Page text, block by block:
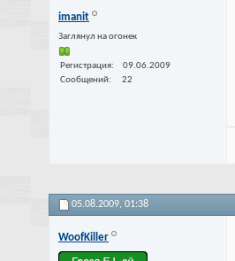
imanit
Заглянул на огонек
Регистрация
09.06.2009
Сообщений
22
05.08.2009, 01:38
WoofKiller